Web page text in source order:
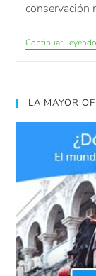
conservación
Continuar Leyendo
LA MAYOR